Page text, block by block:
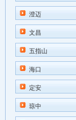
澄迈
文昌
五指山
海口
定安
琼中